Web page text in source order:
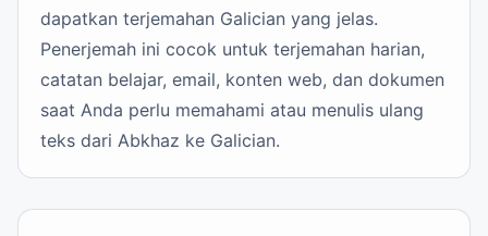
dapatkan terjemahan Galician yang jelas.
Penerjemah ini cocok untuk terjemahan harian,
catatan belajar, email, konten web, dan dokumen
saat Anda perlu memahami atau menulis ulang
teks dari Abkhaz ke Galician.